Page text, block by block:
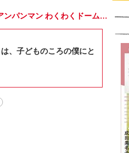
【おうちでドームキャッチャーに挑戦だ】アンパンマン わくわくドームキャッチャー
、子どものころの僕にと